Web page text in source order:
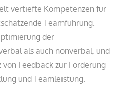
vertiefte Kompetenzen für
Teamführung.
der
als auch nonverbal, und
Feedback zur Förderung
und Teamleistung.